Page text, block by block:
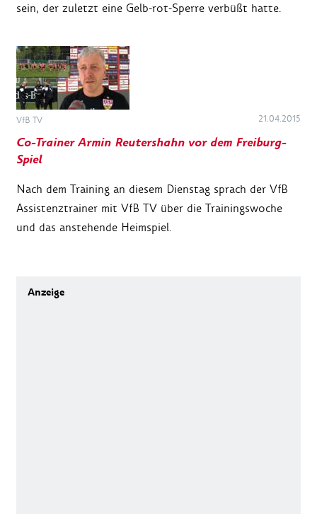
sein, der zuletzt eine Gelb-rot-Sperre verbüßt hatte.
VfB TV 21.04.2015
Co-Trainer Armin Reutershahn vor dem Freiburg-
Spiel
Nach dem Training an diesem Dienstag sprach der VfB
Assistenztrainer mit VfB TV über die Trainingswoche
und das anstehende Heimspiel.